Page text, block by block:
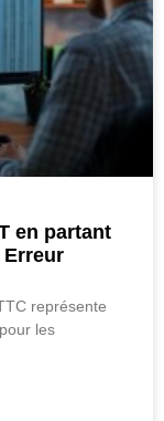
en partant
Erreur
représente
les